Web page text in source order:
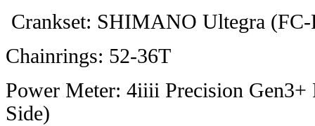
Crankset: SHIMANO Ultegra
Chainrings: 52-36T
Power Meter: 4iiii Precision
Side)